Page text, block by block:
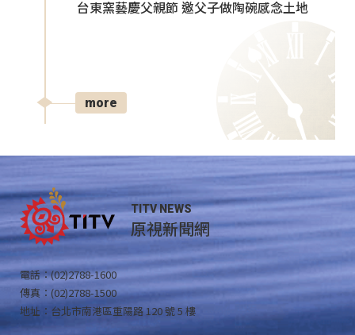
台東窯藝慶父親節 邀父子做陶碗感念土地
more
TITV NEWS
原視新聞網
電話：(02)2788-1600
傳真：(02)2788-1500
地址：台北市南港區重陽路 120 號 5 樓